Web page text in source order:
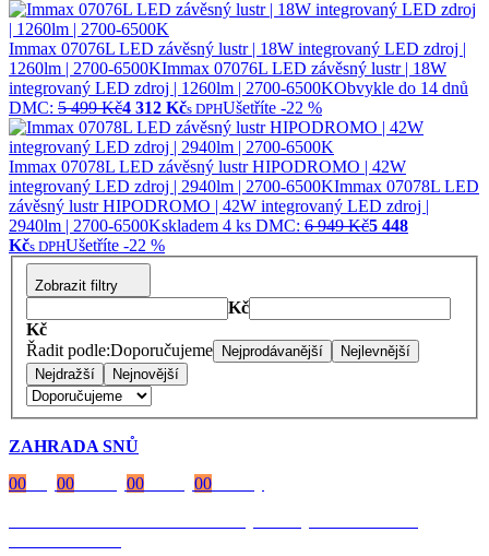
Immax 07076L LED závěsný lustr | 18W integrovaný LED zdroj |
1260lm | 2700-6500KImmax 07076L LED závěsný lustr | 18W
integrovaný LED zdroj | 1260lm | 2700-6500KObvykle do 14 dnů
DMC: 5 499 Kč4 312 Kčs DPHUšetříte -22 %
Immax 07078L LED závěsný lustr HIPODROMO | 42W
integrovaný LED zdroj | 2940lm | 2700-6500KImmax 07078L LED
závěsný lustr HIPODROMO | 42W integrovaný LED zdroj |
2940lm | 2700-6500Kskladem 4 ks DMC: 6 949 Kč5 448
Kčs DPHUšetříte -22 %
Zobrazit filtry
Kč
Kč
Řadit podle:Doporučujeme Nejprodávanější
Nejlevnější
Nejdražší
Nejnovější
ZAHRADA SNŮ
00
00 00 00